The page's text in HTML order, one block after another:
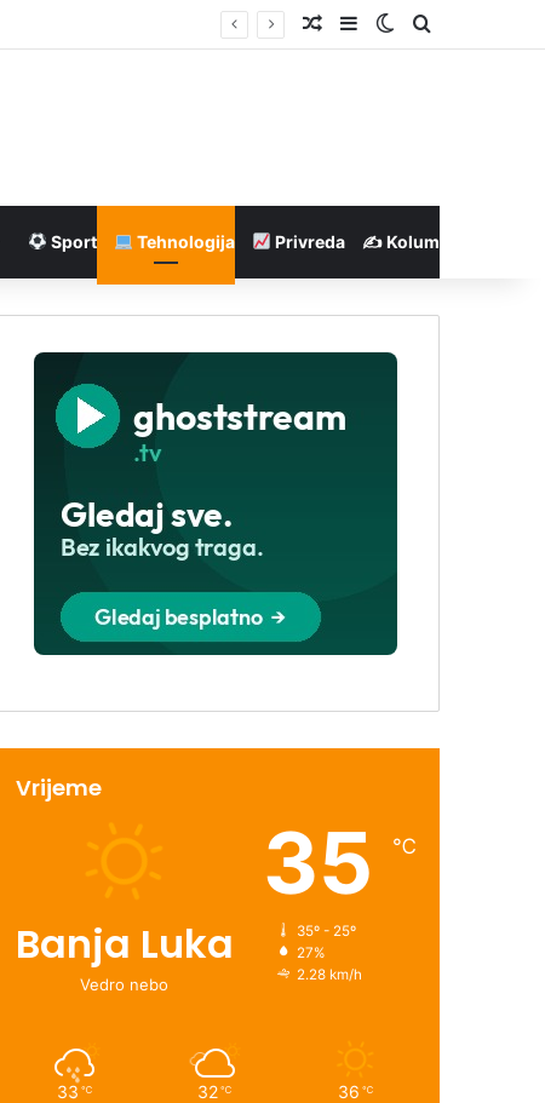
Nasumičan članak
SidebarSwitch skin
Pretraga
Sport Tehnologija Privreda ✍️ Kolumne
Vrijeme
Banja Luka
Vedro nebo
35 ℃
35º - 25º
27%
2.28 km/h
33 ℃ 32 ℃ 36 ℃